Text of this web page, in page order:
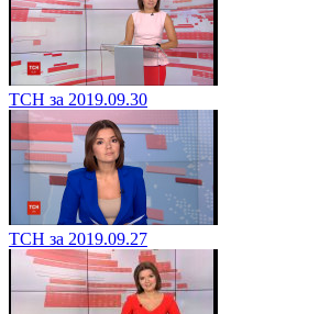
ТСН за 2019.09.30
ТСН за 2019.09.27